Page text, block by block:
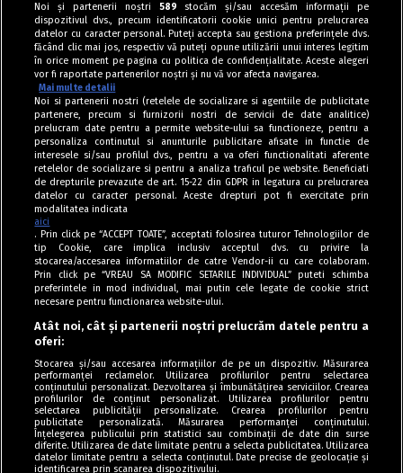
Tag index
Program Antena 1
Politica de cookies
Politica de confidențialitate
Termeni și condiții
Noi și partenerii noștri 589 stocăm și/sau accesăm informații pe
dispozitivul dvs., precum identificatorii cookie unici pentru prelucrarea
datelor cu caracter personal. Puteți accepta sau gestiona preferințele dvs.
făcând clic mai jos, respectiv vă puteți opune utilizării unui interes legitim
în orice moment pe pagina cu politica de confidențialitate. Aceste alegeri
vor fi raportate partenerilor noștri și nu vă vor afecta navigarea.
Mai multe detalii
Noi si partenerii nostri (retelele de socializare si agentiile de publicitate
partenere, precum si furnizorii nostri de servicii de date analitice)
prelucram date pentru a permite website-ului sa functioneze, pentru a
personaliza continutul si anunturile publicitare afisate in functie de
interesele si/sau profilul dvs., pentru a va oferi functionalitati aferente
retelelor de socializare si pentru a analiza traficul pe website. Beneficiati
de drepturile prevazute de art. 15-22 din GDPR in legatura cu prelucrarea
datelor cu caracter personal. Aceste drepturi pot fi exercitate prin
modalitatea indicata
aici
. Prin click pe “ACCEPT TOATE”, acceptati folosirea tuturor Tehnologiilor de
tip Cookie, care implica inclusiv acceptul dvs. cu privire la
stocarea/accesarea informatiilor de catre Vendor-ii cu care colaboram.
Prin click pe “VREAU SA MODIFIC SETARILE INDIVIDUAL” puteti schimba
preferintele in mod individual, mai putin cele legate de cookie strict
necesare pentru functionarea website-ului.
Atât noi, cât și partenerii noștri prelucrăm datele pentru a
oferi:
Stocarea și/sau accesarea informațiilor de pe un dispozitiv. Măsurarea
performanței reclamelor. Utilizarea profilurilor pentru selectarea
conținutului personalizat. Dezvoltarea și îmbunătățirea serviciilor. Crearea
profilurilor de conținut personalizat. Utilizarea profilurilor pentru
selectarea publicității personalizate. Crearea profilurilor pentru
publicitate personalizată. Măsurarea performanței conținutului.
Înțelegerea publicului prin statistici sau combinații de date din surse
diferite. Utilizarea de date limitate pentru a selecta publicitatea. Utilizarea
datelor limitate pentru a selecta conținutul. Date precise de geolocație și
identificarea prin scanarea dispozitivului.